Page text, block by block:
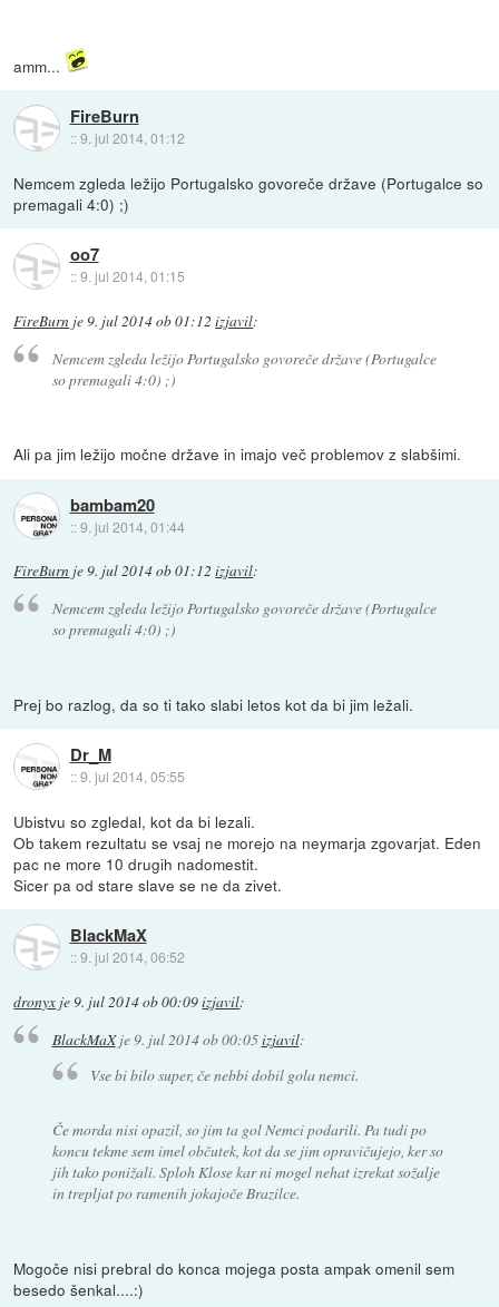
amm...
FireBurn
::9. jul 2014, 01:12
Nemcem zgleda ležijo Portugalsko govoreče države (Portugalce so
premagali 4:0) ;)
oo7
::9. jul 2014, 01:15
FireBurn je9. jul 2014 ob 01:12 izjavil:
Nemcem zgleda ležijo Portugalsko govoreče države (Portugalce
so premagali 4:0) ;)
Ali pa jim ležijo močne države in imajo več problemov z slabšimi.
bambam20
::9. jul 2014, 01:44
FireBurn je9. jul 2014 ob 01:12 izjavil:
Nemcem zgleda ležijo Portugalsko govoreče države (Portugalce
so premagali 4:0) ;)
Prej bo razlog, da so ti tako slabi letos kot da bi jim ležali.
Dr_M
::9. jul 2014, 05:55
Ubistvu so zgledal, kot da bi lezali.
Ob takem rezultatu se vsaj ne morejo na neymarja zgovarjat. Eden
pac ne more 10 drugih nadomestit.
Sicer pa od stare slave se ne da zivet.
BlackMaX
::9. jul 2014, 06:52
dronyx je9. jul 2014 ob 00:09izjavil:
BlackMaXje 9. jul 2014 ob 00:05izjavil:
Vse bi bilo super, če nebbi dobil gola nemci.
Če morda nisi opazil, so jim ta gol Nemci podarili. Pa tudi po
koncu tekme sem imel občutek, kot da se jim opravičujejo, ker so
jih tako ponižali. Sploh Klose kar ni mogel nehat izrekat sožalje
in trepljat po ramenih jokajoče Brazilce.
Mogoče nisi prebral do konca mojega posta ampak omenil sem
besedo šenkal....:)